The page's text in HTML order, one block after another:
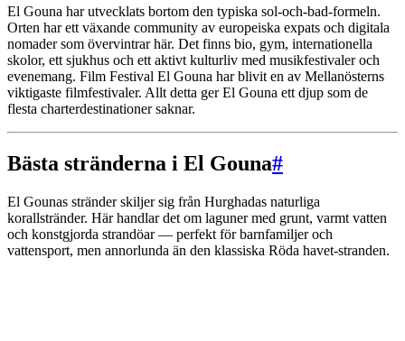
El Gouna har utvecklats bortom den typiska sol-och-bad-formeln.
Orten har ett växande community av europeiska expats och digitala
nomader som övervintrar här. Det finns bio, gym, internationella
skolor, ett sjukhus och ett aktivt kulturliv med musikfestivaler och
evenemang. Film Festival El Gouna har blivit en av Mellanösterns
viktigaste filmfestivaler. Allt detta ger El Gouna ett djup som de
flesta charterdestinationer saknar.
Bästa stränderna i El Gouna#
El Gounas stränder skiljer sig från Hurghadas naturliga
korallstränder. Här handlar det om laguner med grunt, varmt vatten
och konstgjorda strandöar — perfekt för barnfamiljer och
vattensport, men annorlunda än den klassiska Röda havet-stranden.